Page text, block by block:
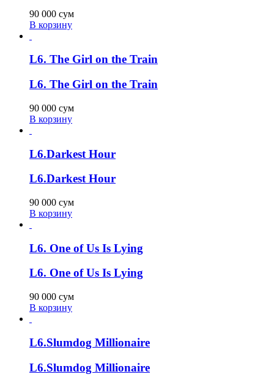
90 000 сум
В корзину
L6. The Girl on the Train
L6. The Girl on the Train
90 000 сум
В корзину
L6.Darkest Hour
L6.Darkest Hour
90 000 сум
В корзину
L6. One of Us Is Lying
L6. One of Us Is Lying
90 000 сум
В корзину
L6.Slumdog Millionaire
L6.Slumdog Millionaire